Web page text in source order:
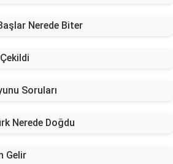
Nerede Biter
Soruları
Nerede Doğdu
Gelir